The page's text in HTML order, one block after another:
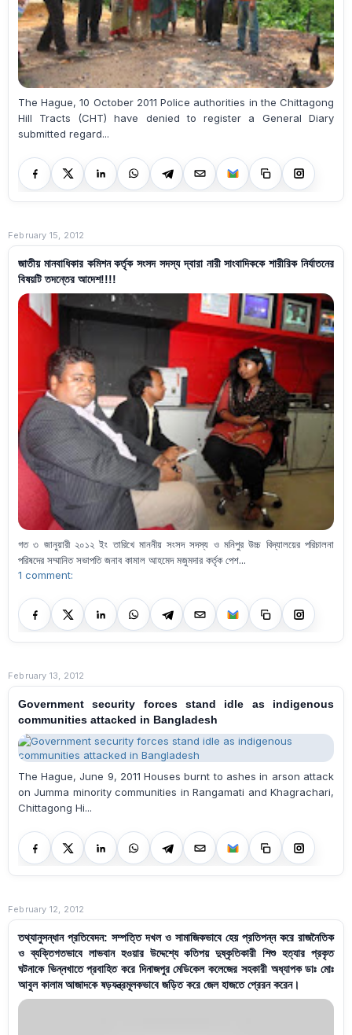
The Hague, 10 October 2011 Police authorities in the Chittagong
Hill Tracts (CHT) have denied to register a General Diary
submitted regard...
February 15, 2012
জাতীয় মানবাধিকার কমিশন কর্তৃক সংসদ সদস্য দ্বারা নারী সাংবাদিককে শারীরিক নির্যাতনের
বিষয়টি তদন্তের আদেশ!!!!
গত ৩ জানুয়ারী ২০১২ ইং তারিখে মাননীয় সংসদ সদস্য ও মনিপুর উচ্চ বিদ্যালয়ের পরিচালনা
পরিষদের সম্মানিত সভাপতি জনাব কামাল আহমেদ মজুমদার কর্তৃক পেশ...
1 comment:
February 13, 2012
Government security forces stand idle as indigenous
communities attacked in Bangladesh
The Hague, June 9, 2011 Houses burnt to ashes in arson attack
on Jumma minority communities in Rangamati and Khagrachari,
Chittagong Hi...
February 12, 2012
তথ্যানুসন্ধান প্রতিবেদন: সম্পত্তি দখল ও সামাজিকভাবে হেয় প্রতিপন্ন করে রাজনৈতিক
ও ব্যক্তিগতভাবে লাভবান হওয়ার উদ্দেশ্যে কতিপয় দুষ্কৃতিকারী শিশু হত্যার প্রকৃত
ঘটনাকে ভিন্নখাতে প্রবাহিত করে দিনাজপুর মেডিকেল কলেজের সহকারী অধ্যাপক ডাঃ মোঃ
আবুল কালাম আজাদকে ষড়যন্ত্রমূলকভাবে জড়িত করে জেল হাজতে প্রেরন করেন।